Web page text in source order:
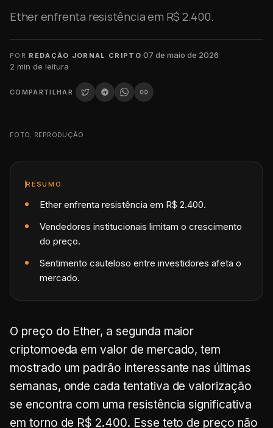
Ether enfrenta resistência em R$ 2.400.
POR REDAÇÃO JORNAL CRIPTO·07 de maio de 2026·
2 min de leitura
COMPARTILHAR
FOTO: REPRODUÇÃO
RESUMO
Ether enfrenta resistência em R$ 2.400.
Vendedores institucionais limitam o crescimento
do preço.
Sentimento cauteloso entre investidores afeta o
mercado.
O preço do Ether, a segunda maior
criptomoeda em valor de mercado, tem
mostrado um padrão interessante nas últimas
semanas, onde cada tentativa de valorização
se encontra com uma resistência significativa
em torno de R$ 2.400. Esse teto de preço não